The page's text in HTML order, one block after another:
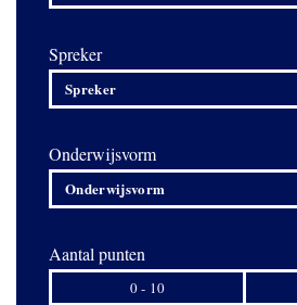
Spreker
Spreker
Onderwijsvorm
Onderwijsvorm
Aantal punten
0 - 10